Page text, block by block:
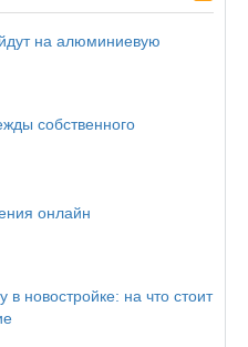
на алюминиевую
собственного
онлайн
в новостройке: на что стоит